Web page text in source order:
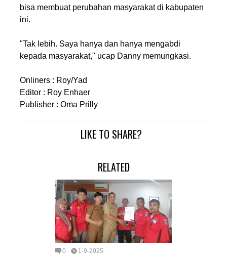
bisa membuat perubahan masyarakat di kabupaten
ini.
"Tak lebih. Saya hanya dan hanya mengabdi
kepada masyarakat," ucap Danny memungkasi.
Onliners : Roy/Yad
Editor : Roy Enhaer
Publisher : Oma Prilly
LIKE TO SHARE?
RELATED
0 1-9-2025